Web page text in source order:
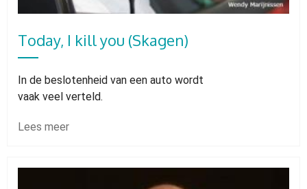
Today, I kill you (Skagen)
In de beslotenheid van een auto wordt
vaak veel verteld.
Lees meer